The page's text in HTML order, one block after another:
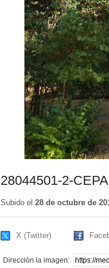
28044501-2-
Subido el 28 de octubre de
X (Twitter)
Dirección la imagen: